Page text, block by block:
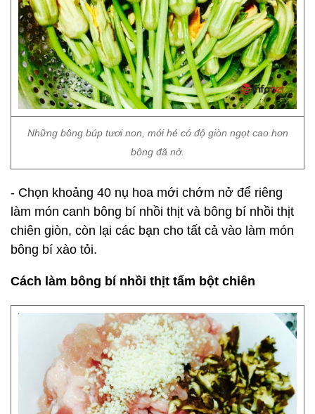
Những bông búp tươi non, mới hé có độ giòn ngọt cao hơn
bông đã nở.
- Chọn khoảng 40 nụ hoa mới chớm nở để riêng
làm món canh bông bí nhồi thịt và bông bí nhồi thịt
chiên giòn, còn lại các bạn cho tất cả vào làm món
bông bí xào tỏi.
Cách làm bông bí nhồi thịt tẩm bột chiên